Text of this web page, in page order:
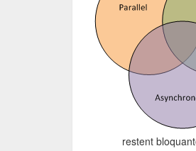
restent